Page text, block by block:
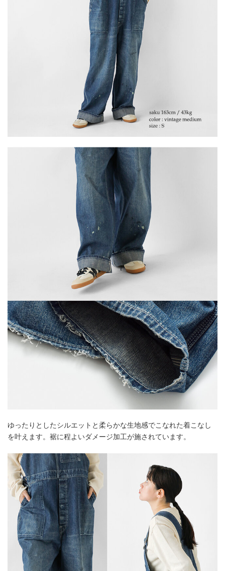
ゆったりとしたシルエットと柔らかな生地感でこなれた着こなし
を叶えます。裾に程よいダメージ加工が施されています。